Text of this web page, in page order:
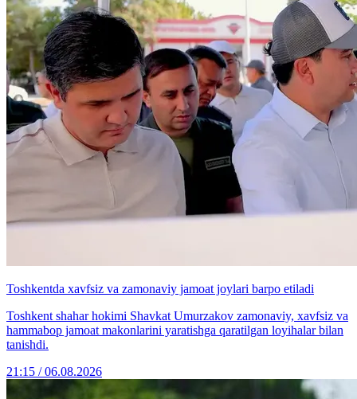
Toshkentda xavfsiz va zamonaviy jamoat joylari barpo etiladi
Toshkent shahar hokimi Shavkat Umurzakov zamonaviy, xavfsiz va
hammabop jamoat makonlarini yaratishga qaratilgan loyihalar bilan
tanishdi.
21:15 / 06.08.2026